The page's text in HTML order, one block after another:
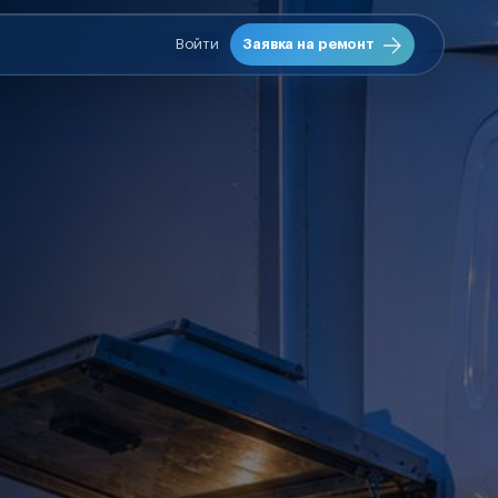
Войти Заявка на ремонт